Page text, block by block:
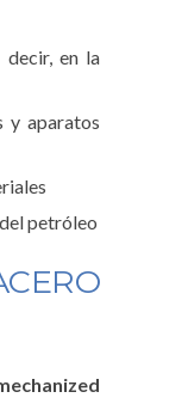
decir, en la
y aparatos
petróleo